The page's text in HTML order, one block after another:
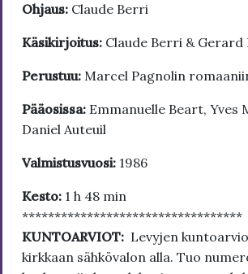
Ohjaus: Claude Berri
Käsikirjoitus: Claude Berri & Gerard
Perustuu: Marcel Pagnolin
Pääosissa: Emmanuelle Beart, Yves
Daniel Auteuil
Valmistusvuosi: 1986
Kesto: 1 h 48 min
**********************************
KUNTOARVIOT: Levyjen
kirkkaan sähkövalon alla. Tuo